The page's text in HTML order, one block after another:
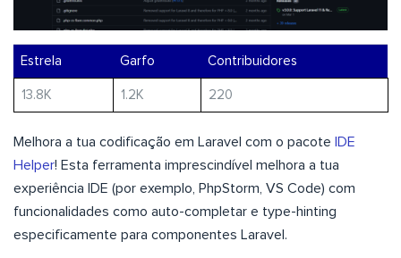
Estrela Garfo Contribuidores
13.8K 1.2K 220
Melhora a tua codificação em Laravel com o pacote
IDE
Helper! Esta ferramenta imprescindível melhora a tua
experiência IDE (por exemplo, PhpStorm, VS Code) com
funcionalidades como auto-completar e type-hinting
especificamente para componentes Laravel.